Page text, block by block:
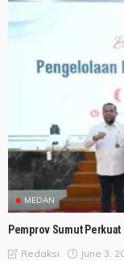
MEDAN
Pemprov Sumut
Redaksi June 3,